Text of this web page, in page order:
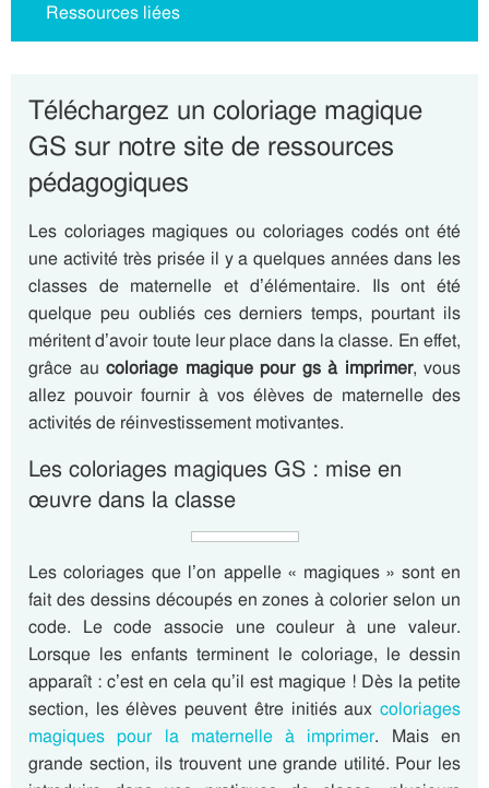
Ressources liées
Téléchargez un coloriage magique
GS sur notre site de ressources
pédagogiques
Les coloriages magiques ou coloriages codés ont été
une activité très prisée il y a quelques années dans les
classes de maternelle et d’élémentaire. Ils ont été
quelque peu oubliés ces derniers temps, pourtant ils
méritent d’avoir toute leur place dans la classe. En effet,
grâce au coloriage magique pour gs à imprimer, vous
allez pouvoir fournir à vos élèves de maternelle des
activités de réinvestissement motivantes.
Les coloriages magiques GS : mise en
œuvre dans la classe
Les coloriages que l’on appelle « magiques » sont en
fait des dessins découpés en zones à colorier selon un
code. Le code associe une couleur à une valeur.
Lorsque les enfants terminent le coloriage, le dessin
apparaît : c’est en cela qu’il est magique ! Dès la petite
section, les élèves peuvent être initiés aux coloriages
magiques pour la maternelle à imprimer. Mais en
grande section, ils trouvent une grande utilité. Pour les